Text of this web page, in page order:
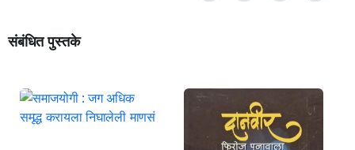
संबंधित पुस्तके